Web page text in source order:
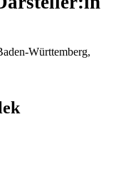
Württemberg,